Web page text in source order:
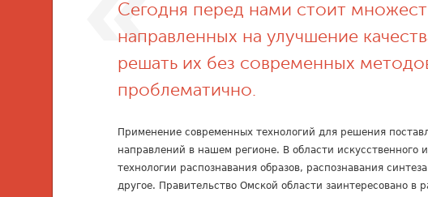
Сегодня перед нами стоит
направленных на улучшение
решать их без современных
проблематично.
Применение современных технологий для решения
направлений в нашем регионе. В области искусственного
технологии распознавания образов, распознавания
другое. Правительство Омской области заинтересовано в